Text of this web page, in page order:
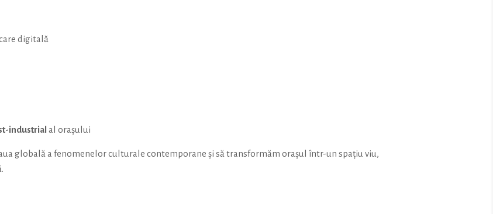
digitală
industrial al orașului
globală a fenomenelor culturale contemporane și să transformăm orașul într-un spațiu viu,